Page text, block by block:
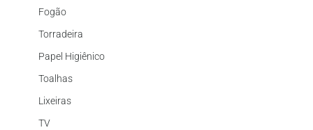
Fogão
Torradeira
Papel Higiênico
Toalhas
Lixeiras
TV